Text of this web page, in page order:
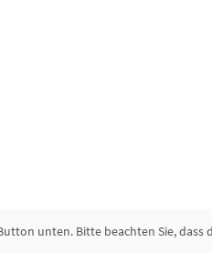
unten. Bitte beachten Sie,